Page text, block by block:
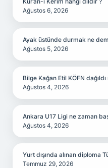
Ağustos 6, 2026
Ayak üstünde durmak ne
Ağustos 5, 2026
Bilge Kağan Etil KÖFN dağıldı
Ağustos 4, 2026
Ankara U17 Ligi ne zaman
Ağustos 4, 2026
Yurt dışında alınan diploma
Temmuz 29, 2026